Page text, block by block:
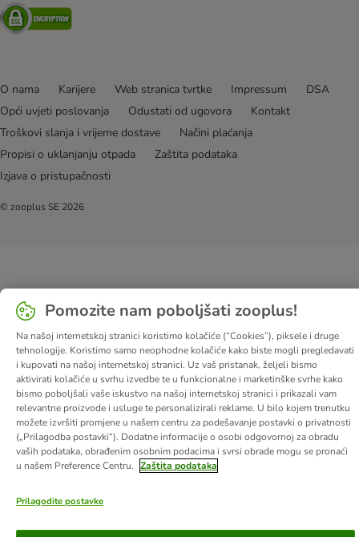
Security
O nama Karijere Web stranica tvrtke Impressum
DSA
Opći uvjeti poslovanja
Odustati od ugovora
Kontakt
Troškovi slanja i vrijeme dostave
Načini plaćanja
Propisi o uklanjanju otpada
Zaštita podataka
Izjava o pristupačnosti
© zooplus SE 2026
Pomozite nam poboljšati zooplus!
Na našoj internetskoj stranici koristimo kolačiće (“Cookies”), piksele i druge
tehnologije. Koristimo samo neophodne kolačiće kako biste mogli pregledavati
i kupovati na našoj internetskoj stranici. Uz vaš pristanak, željeli bismo
aktivirati kolačiće u svrhu izvedbe te u funkcionalne i marketinške svrhe kako
bismo poboljšali vaše iskustvo na našoj internetskoj stranici i prikazali vam
relevantne proizvode i usluge te personalizirali reklame. U bilo kojem trenutku
možete izvršiti promjene u našem centru za podešavanje postavki o privatnosti
(„Prilagodba postavki“). Dodatne informacije o osobi odgovornoj za obradu
vaših podataka, obrađenim osobnim podacima i svrsi obrade mogu se pronaći
u našem Preference Centru. Zaštita podataka
Prilagodite postavke